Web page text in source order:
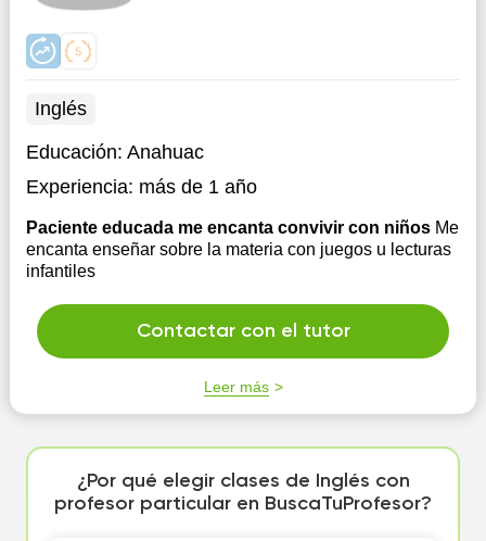
Inglés
Educación: Anahuac
Experiencia: más de 1 año
Paciente educada me encanta convivir con niños Me
encanta enseñar sobre la materia con juegos u lecturas
infantiles
Contactar con el tutor
Leer más
¿Por qué elegir clases de Inglés con
profesor particular en BuscaTuProfesor?